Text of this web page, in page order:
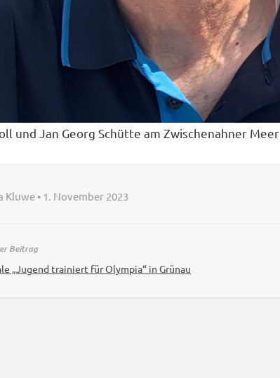
und Jan Georg Schütte am Zwischenahner Meer
Kluwe • 1. November 2023
Beitrag
„Jugend trainiert für Olympia“ in Grünau